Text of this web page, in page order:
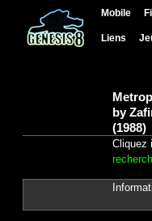
Mobile
Liens
by
(1988)
Cliquez